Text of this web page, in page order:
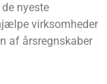
nyeste
virksomheder
af årsregnskaber